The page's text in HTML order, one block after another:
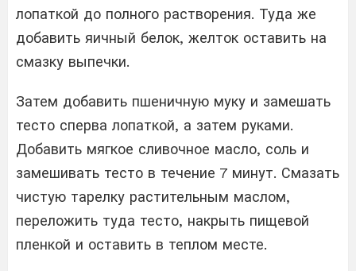
лопаткой до полного растворения. Туда же
добавить яичный белок, желток оставить на
смазку выпечки.
Затем добавить пшеничную муку и замешать
тесто сперва лопаткой, а затем руками.
Добавить мягкое сливочное масло, соль и
замешивать тесто в течение 7 минут. Смазать
чистую тарелку растительным маслом,
переложить туда тесто, накрыть пищевой
пленкой и оставить в теплом месте.